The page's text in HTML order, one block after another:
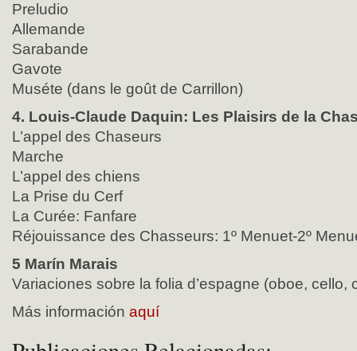
Preludio
Allemande
Sarabande
Gavote
Muséte (dans le goût de Carrillon)
4. Louis-Claude Daquin: Les Plaisirs de la
L’appel des Chaseurs
Marche
L’appel des chiens
La Prise du Cerf
La Curée: Fanfare
Réjouissance des Chasseurs: 1º Menuet-2º
5 Marín Marais
Variaciones sobre la folia d’espagne (oboe, cello,
Más información aquí